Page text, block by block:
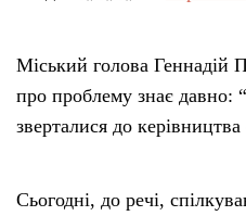
Міський голова Геннадій
про проблему знає давно:
зверталися до керівництва
Сьогодні, до речі,